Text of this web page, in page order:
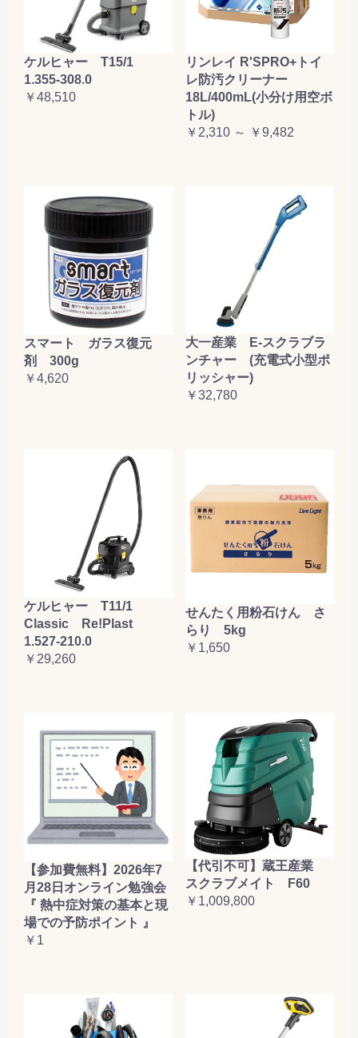
ケルヒャー T15/1
1.355-308.0
￥48,510
リンレイ R'SPRO+トイ
レ防汚クリーナー
18L/400mL(小分け用空ボ
トル)
￥2,310 ～ ￥9,482
スマート ガラス復元
剤 300g
￥4,620
大一産業 E-スクラブラ
ンチャー (充電式小型ポ
リッシャー)
￥32,780
ケルヒャー T11/1
Classic Re!Plast
1.527-210.0
￥29,260
せんたく用粉石けん さ
らり 5kg
￥1,650
【参加費無料】2026年7
月28日オンライン勉強会
『 熱中症対策の基本と現
場での予防ポイント 』
￥1
【代引不可】蔵王産業
スクラブメイト F60
￥1,009,800